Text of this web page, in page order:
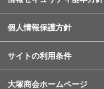
個人情報保護方針
サイトの利用条件
大塚商会ホームページ